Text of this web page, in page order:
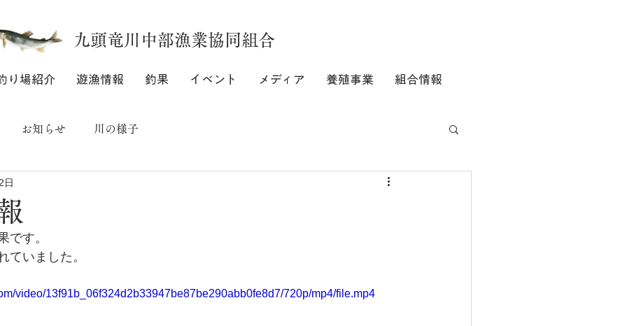
九頭竜川中部漁業協同組合
り場紹介 遊漁情報 釣果 イベント メディア 養殖事業 組合情報
お知らせ 川の様子
日
です。
ていました。
video/13f91b_06f324d2b33947be87be290abb0fe8d7/720p/mp4/file.mp4